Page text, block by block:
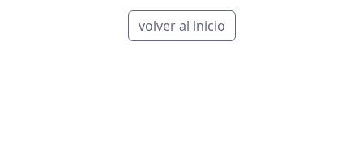
volver al inicio